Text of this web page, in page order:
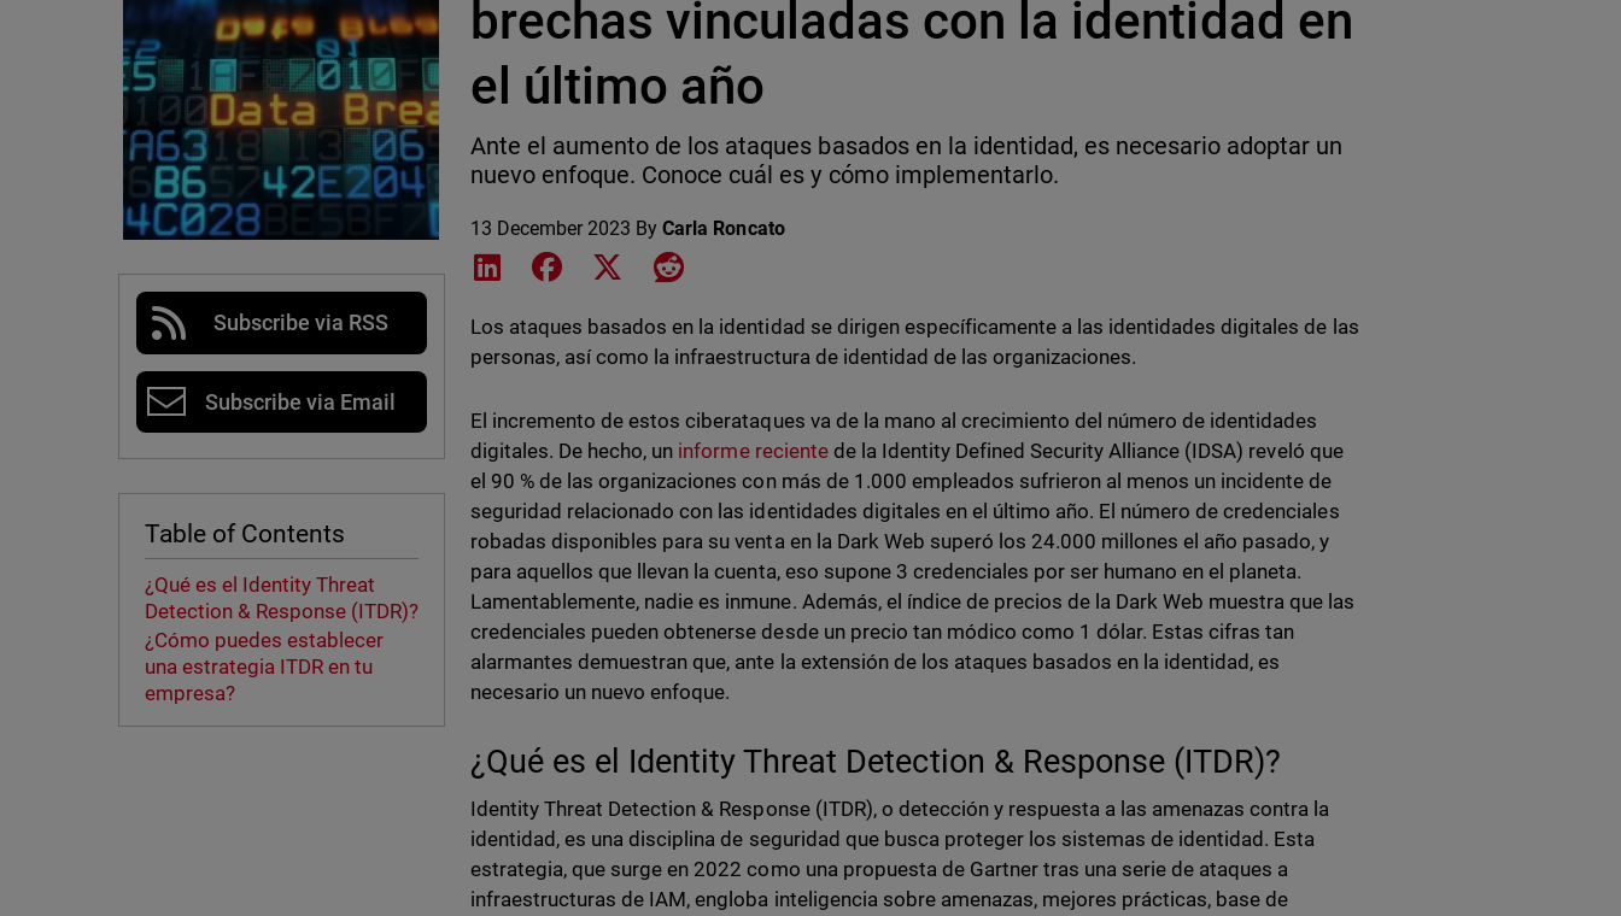
Subscribe via RSS
Subscribe via Email
Table of Contents
¿Qué es el Identity Threat
Detection & Response (ITDR)?
¿Cómo puedes establecer
una estrategia ITDR en tu
empresa?
brechas vinculadas con la identidad en
el último año
Ante el aumento de los ataques basados en la identidad, es necesario adoptar un
nuevo enfoque. Conoce cuál es y cómo implementarlo.
13 December 2023 ByCarla Roncato
Share on LinkedIn
Share on Facebook
Share on XShare on Reddit
Los ataques basados en la identidad se dirigen específicamente a las identidades digitales de las
personas, así como la infraestructura de identidad de las organizaciones.
El incremento de estos ciberataques va de la mano al crecimiento del número de identidades
digitales. De hecho, un informe recientede la Identity Defined Security Alliance (IDSA) reveló que
el 90 % de las organizaciones con más de 1.000 empleados sufrieron al menos un incidente de
seguridad relacionado con las identidades digitales en el último año. El número de credenciales
robadas disponibles para su venta en la Dark Web superó los 24.000 millones el año pasado, y
para aquellos que llevan la cuenta, eso supone 3 credenciales por ser humano en el planeta.
Lamentablemente, nadie es inmune. Además, el índice de precios de la Dark Web muestra que las
credenciales pueden obtenerse desde un precio tan módico como 1 dólar. Estas cifras tan
alarmantes demuestran que, ante la extensión de los ataques basados en la identidad, es
necesario un nuevo enfoque.
¿Qué es el Identity Threat Detection & Response (ITDR)?
Identity Threat Detection & Response (ITDR), o detección y respuesta a las amenazas contra la
identidad, es una disciplina de seguridad que busca proteger los sistemas de identidad. Esta
estrategia, que surge en 2022 como una propuesta de Gartner tras una serie de ataques a
infraestructuras de IAM, engloba inteligencia sobre amenazas, mejores prácticas, base de